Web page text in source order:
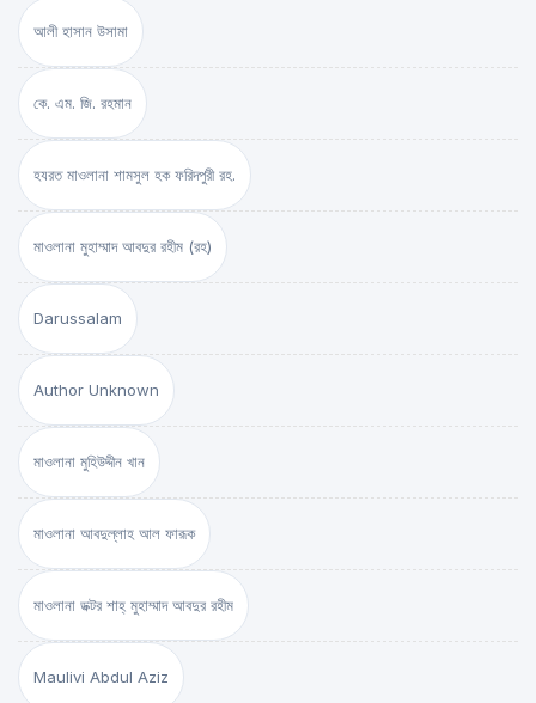
আলী হাসান উসামা
কে. এম. জি. রহমান
হযরত মাওলানা শামসুল হক ফরিদপুরী রহ.
মাওলানা মুহাম্মাদ আবদুর রহীম (রহ)
Darussalam
Author Unknown
মাওলানা মুহিউদ্দীন খান
মাওলানা আবদুল্লাহ আল ফারূক
মাওলানা ডক্টর শাহ্‌ মুহাম্মাদ আবদুর রহীম
Maulivi Abdul Aziz